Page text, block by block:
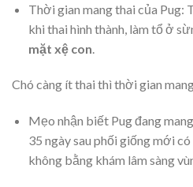
Thời gian mang thai của Pug:
khi thai hình thành, làm tổ ở
mặt xệ con
Chó càng ít thai thì thời gian
Mẹo nhận biết Pug đang
35 ngày sau phối giống mới
không bằng khám lâm sàng